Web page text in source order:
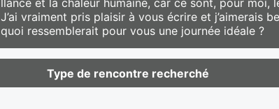
J’ai vraiment pris plaisir à vous écrire et j’aimerais
quoi ressemblerait pour vous une journée idéale ?
Type de rencontre recherché